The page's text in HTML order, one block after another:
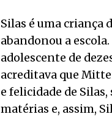
Silas é uma criança
abandonou a
adolescente de
acreditava que
e felicidade de
matérias e, assim,